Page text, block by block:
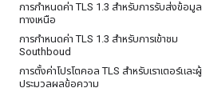
การกําหนดค่า TLS 1 .3 สําหรับการรับส่งข้อมูล
ทางเหนือ
การกําหนดค่า TLS 1 .3 สําหรับการเข้าชม
Southboud
การตั้งค่าโปรโตคอล TLS สําหรับเราเตอร์และผู้
ประมวลผลข้อความ